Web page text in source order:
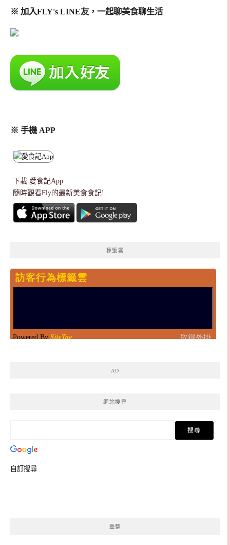
※ 加入FLY's LINE友，一起聊美食聊生活
※ 手機 APP
下載 愛食記App
隨時觀看Fly的最新美食食記!
標籤雲
AD
網站搜尋
自訂搜尋
彙整